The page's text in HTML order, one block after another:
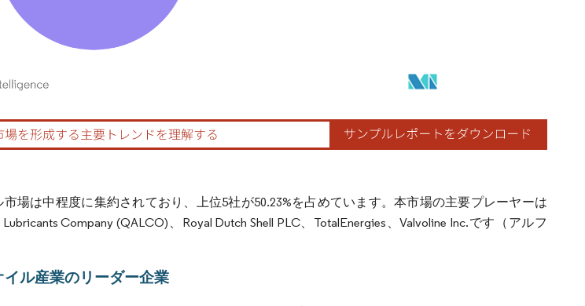
BY 4.0の表示が必要です。
場は中程度に集約されており、上位5社が50.23%を占めています。本市場の主要プレーヤーは
Company (QALCO)、Royal Dutch Shell PLC、TotalEnergies、Valvoline Inc.です（アルフ
ル産業のリーダー企業